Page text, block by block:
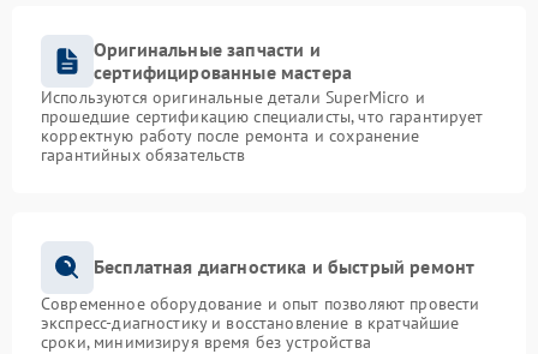
Оригинальные запчасти и
сертифицированные мастера
Используются оригинальные детали SuperMicro и
прошедшие сертификацию специалисты, что гарантирует
корректную работу после ремонта и сохранение
гарантийных обязательств
Бесплатная диагностика и быстрый ремонт
Современное оборудование и опыт позволяют провести
экспресс-диагностику и восстановление в кратчайшие
сроки, минимизируя время без устройства